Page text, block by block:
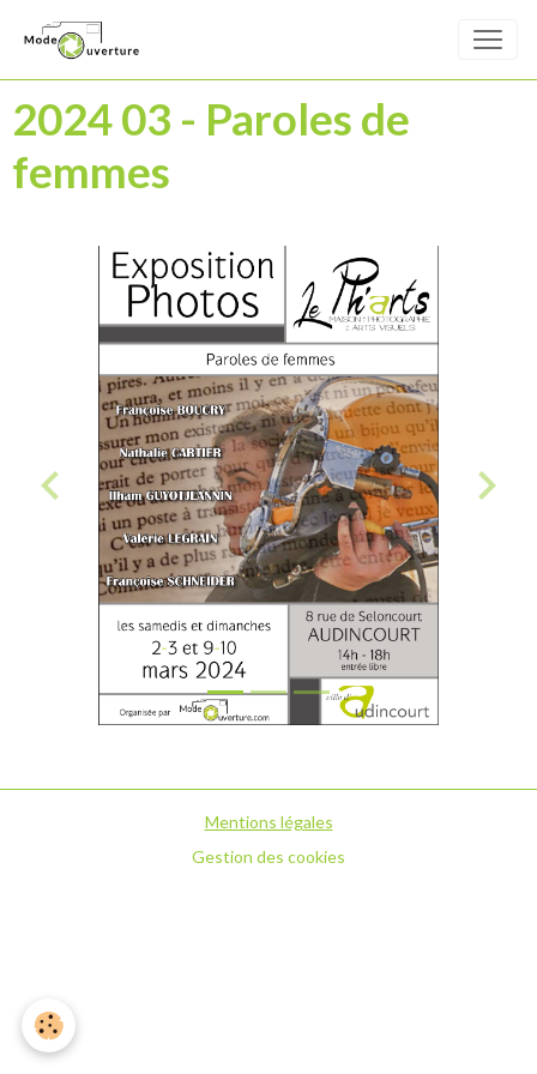
2024 03 - Paroles de
femmes
Mentions légales
Gestion des cookies